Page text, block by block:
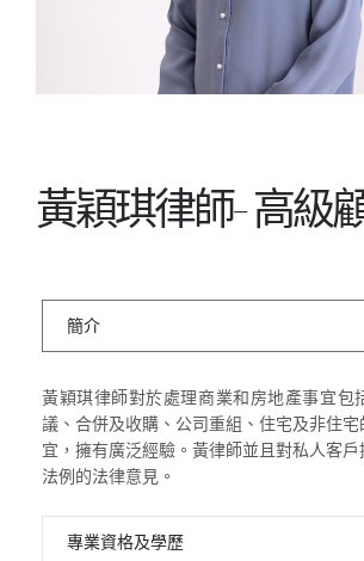
黃穎琪律師- 高級
簡介
黃穎琪律師對於處理商業和房地產事宜包
議、合併及收購、公司重組、住宅及非住
宜，擁有廣泛經驗。黃律師並且對私人客
法例的法律意見。
專業資格及學歷